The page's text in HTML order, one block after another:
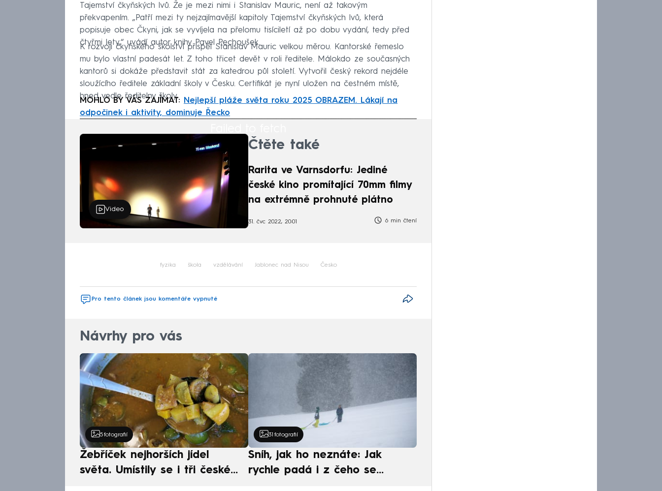
Tajemství čkyňských lvů. Že je mezi nimi i Stanislav Mauric, není až takovým
překvapením. „Patří mezi ty nejzajímavější kapitoly Tajemství čkyňských lvů, která
popisuje obec Čkyni, jak se vyvíjela na přelomu tisíciletí až po dobu vydání, tedy před
čtyřmi lety,“ uvádí autor knihy Pavel Pechoušek.
K rozvoji čkyňského školství přispěl Stanislav Mauric velkou měrou. Kantorské řemeslo
mu bylo vlastní padesát let. Z toho třicet devět v roli ředitele. Málokdo ze současných
kantorů si dokáže představit stát za katedrou půl století. Vytvořil český rekord nejdéle
sloužícího ředitele základní školy v Česku. Certifikát je nyní uložen na čestném místě,
hned vedle ředitelny školy.
MOHLO BY VÁS ZAJÍMAT:
Nejlepší pláže světa roku 2025 OBRAZEM. Lákají na
odpočinek i aktivity, dominuje Řecko
Video
Čtěte také
Rarita ve Varnsdorfu: Jediné
české kino promítající 70mm filmy
na extrémně prohnuté plátno
31. čvc 2022, 20:01 6 min čtení
fyzika škola vzdělávání Jablonec nad Nisou Česko
Pro tento článek jsou komentáře vypnuté
Návrhy pro vás
5 fotografií
Žebříček nejhorších jídel
světa. Umístily se i tři české
31 fotografií
Sníh, jak ho neznáte: Jak
rychle padá i z čeho se